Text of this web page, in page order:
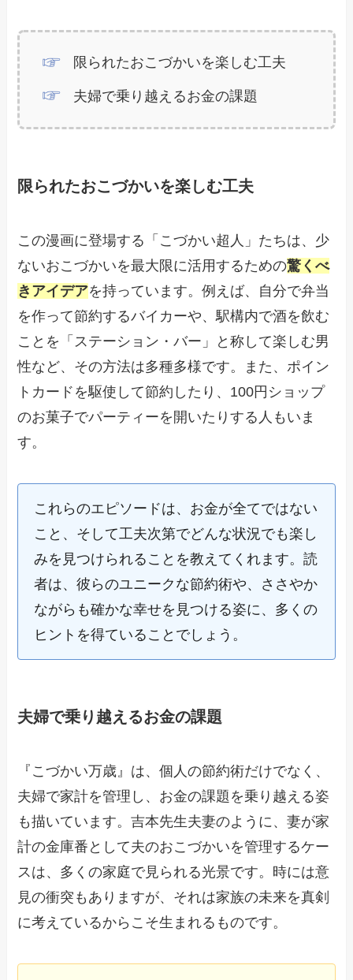
限られたおこづかいを楽しむ工夫
夫婦で乗り越えるお金の課題
限られたおこづかいを楽しむ工夫
この漫画に登場する「こづかい超人」たちは、少
ないおこづかいを最大限に活用するための驚くべ
きアイデアを持っています。例えば、自分で弁当
を作って節約するバイカーや、駅構内で酒を飲む
ことを「ステーション・バー」と称して楽しむ男
性など、その方法は多種多様です。また、ポイン
トカードを駆使して節約したり、100円ショップ
のお菓子でパーティーを開いたりする人もいま
す。
これらのエピソードは、お金が全てではない
こと、そして工夫次第でどんな状況でも楽し
みを見つけられることを教えてくれます。読
者は、彼らのユニークな節約術や、ささやか
ながらも確かな幸せを見つける姿に、多くの
ヒントを得ていることでしょう。
夫婦で乗り越えるお金の課題
『こづかい万歳』は、個人の節約術だけでなく、
夫婦で家計を管理し、お金の課題を乗り越える姿
も描いています。吉本先生夫妻のように、妻が家
計の金庫番として夫のおこづかいを管理するケー
スは、多くの家庭で見られる光景です。時には意
見の衝突もありますが、それは家族の未来を真剣
に考えているからこそ生まれるものです。